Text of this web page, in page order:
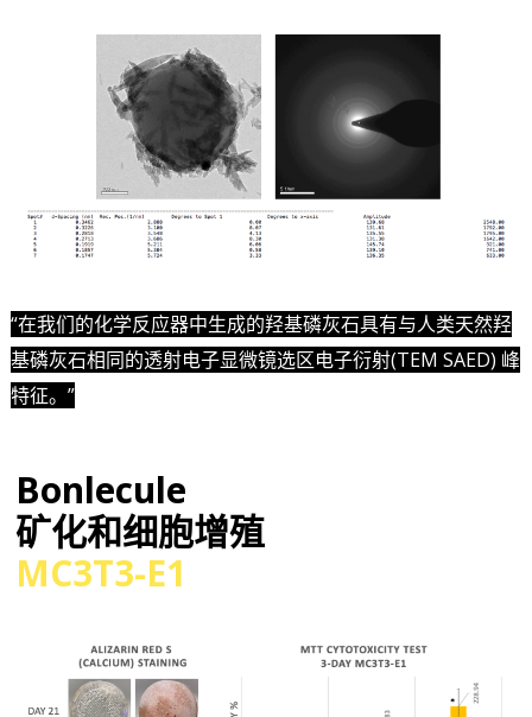
“在我们的化学反应器中生成的羟基磷灰石具有与人类天然羟
基磷灰石相同的透射电子显微镜选区电子衍射(TEM SAED) 峰
特征。”[/col2]
Bonlecule
矿化和细胞增殖
MC3T3-E1